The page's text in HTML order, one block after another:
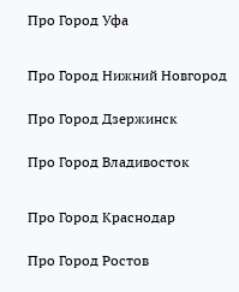
Про Город Уфа
Про Город Нижний Новгород
Про Город Дзержинск
Про Город Владивосток
Про Город Краснодар
Про Город Ростов